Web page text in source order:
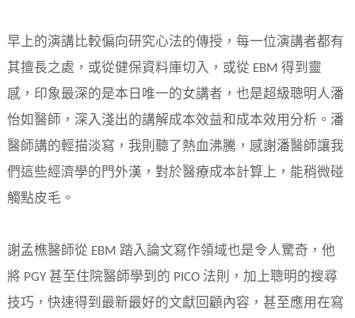
早上的演講比較偏向研究心法的傳授，每一位演講者都有
其擅長之處，或從健保資料庫切入，或從 EBM 得到靈
感，印象最深的是本日唯一的女講者，也是超級聰明人潘
怡如醫師，深入淺出的講解成本效益和成本效用分析。潘
醫師講的輕描淡寫，我則聽了熱血沸騰，感謝潘醫師讓我
們這些經濟學的門外漢，對於醫療成本計算上，能稍微碰
觸點皮毛。
謝孟樵醫師從 EBM 踏入論文寫作領域也是令人驚奇，他
將 PGY 甚至住院醫師學到的 PICO 法則，加上聰明的搜尋
技巧，快速得到最新最好的文獻回顧內容，甚至應用在寫